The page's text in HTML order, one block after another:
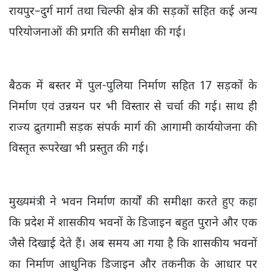
रायपुर–दुर्ग मार्ग तथा चिल्फी क्षेत्र की सड़कों सहित कई अन्य
परियोजनाओं की प्रगति की समीक्षा की गई।
बैठक में बस्तर में पुल-पुलिया निर्माण सहित 17 सड़कों के
निर्माण एवं उन्नयन पर भी विस्तार से चर्चा की गई। साथ ही
राज्य द्रुतगामी सड़क संपर्क मार्ग की आगामी कार्ययोजना की
विस्तृत रूपरेखा भी प्रस्तुत की गई।
मुख्यमंत्री ने भवन निर्माण कार्यों की समीक्षा करते हुए कहा
कि प्रदेश में शासकीय भवनों के डिजाइन बहुत पुराने और एक
जैसे दिखाई देते हैं। अब समय आ गया है कि शासकीय भवनों
का निर्माण आधुनिक डिजाइन और तकनीक के आधार पर